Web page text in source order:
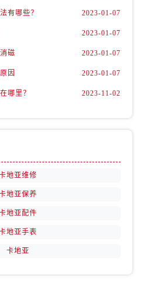
有哪些？ 2023-01-07
2023-01-07
磁 2023-01-07
因 2023-01-07
哪里？ 2023-11-02
地亚维修
地亚保养
地亚配件
地亚手表
卡地亚